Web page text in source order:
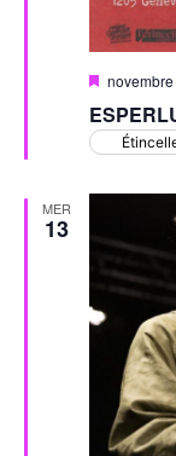
Mis
avant
MER
13